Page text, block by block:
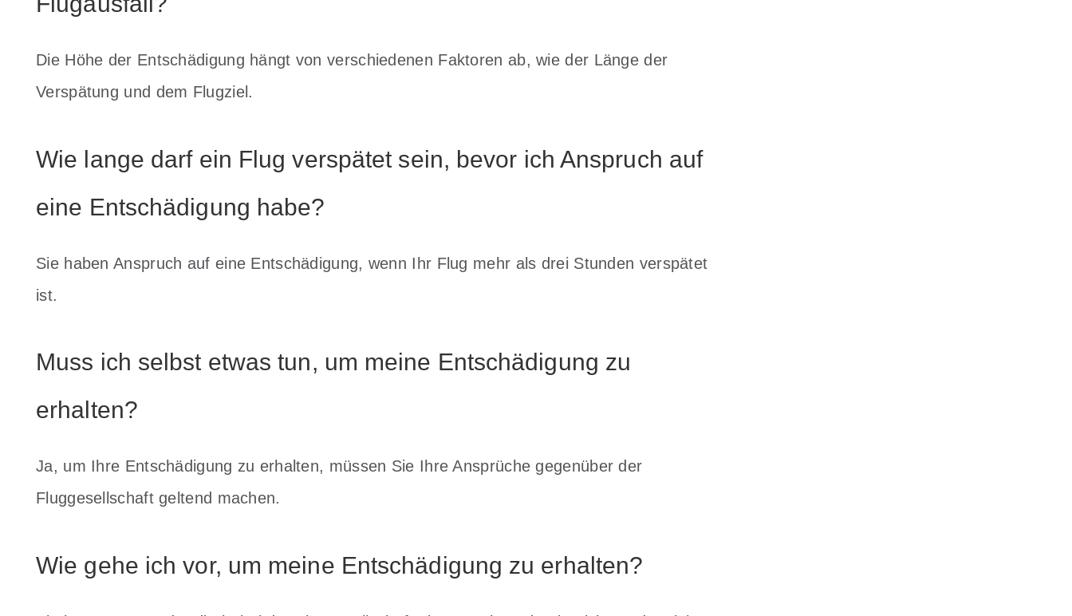
Die Höhe der Entschädigung hängt von verschiedenen Faktoren ab, wie der Länge der
Verspätung und dem Flugziel.
Wie lange darf ein Flug verspätet sein, bevor ich Anspruch auf
eine Entschädigung habe?
Sie haben Anspruch auf eine Entschädigung, wenn Ihr Flug mehr als drei Stunden verspätet
ist.
Muss ich selbst etwas tun, um meine Entschädigung zu
erhalten?
Ja, um Ihre Entschädigung zu erhalten, müssen Sie Ihre Ansprüche gegenüber der
Fluggesellschaft geltend machen.
Wie gehe ich vor, um meine Entschädigung zu erhalten?